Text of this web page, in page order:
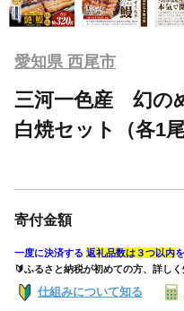
愛知県 西尾市
三河一色産 幻の
白焼セット（各1
寄付金額
一度に決済する 返礼品数は３つ以内
🔰ふるさと納税が初めての方、詳し
仕組みについて知る